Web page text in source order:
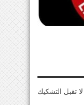
مصداقية elmaestrosport لا تقبل التشكيك